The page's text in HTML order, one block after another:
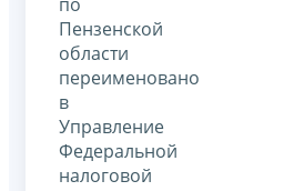
Пензенской
области
переименовано
в
Управление
Федеральной
налоговой